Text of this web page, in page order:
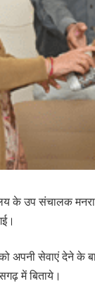
के उप संचालक
को अपनी सेवाएं देने
में बिताये।